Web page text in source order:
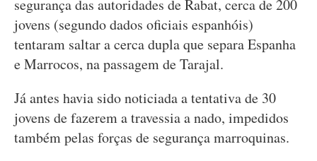
segurança das autoridades de Rabat, cerca de 200
jovens (segundo dados oficiais espanhóis)
tentaram saltar a cerca dupla que separa Espanha
e Marrocos, na passagem de Tarajal.
Já antes havia sido noticiada a tentativa de 30
jovens de fazerem a travessia a nado, impedidos
também pelas forças de segurança marroquinas.